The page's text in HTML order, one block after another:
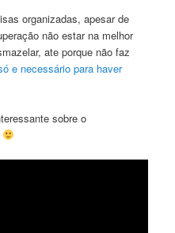
organizadas, apesar de
não estar na melhor
ate porque não faz
e necessário para haver
sobre o